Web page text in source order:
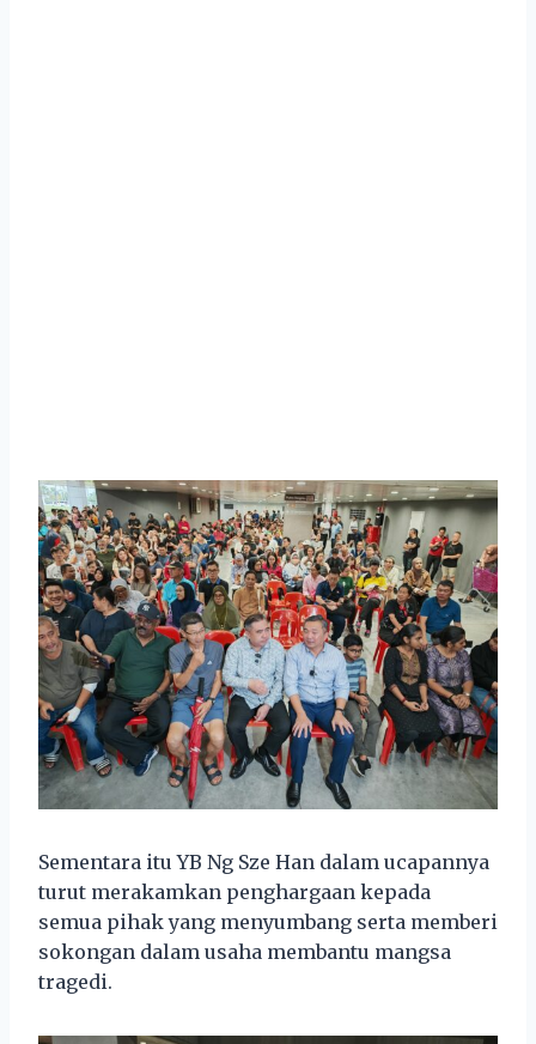
Sementara itu YB Ng Sze Han dalam ucapannya
turut merakamkan penghargaan kepada
semua pihak yang menyumbang serta memberi
sokongan dalam usaha membantu mangsa
tragedi.